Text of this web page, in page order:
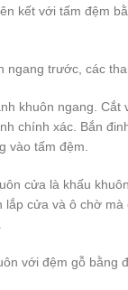
kết với tấm đệm
ngang trước, các
khuôn ngang. Cắt
chính xác. Bắn
vào tấm đệm.
cửa là khấu
lắp cửa và ô chờ mà
với đệm gỗ bằng